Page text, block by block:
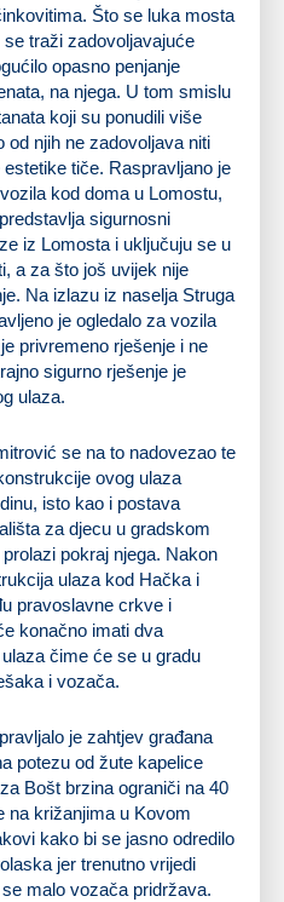
Što se luka mosta
traži zadovoljavajuće
opasno penjanje
na njega. U tom smislu
koji su ponudili više
od njih ne zadovoljava niti
tiče. Raspravljano je
kod doma u Lomostu,
sigurnosni
iz Lomosta i uključuju se u
a za što još uvijek nije
Na izlazu iz naselja Struga
je ogledalo za vozila
privremeno rješenje i ne
sigurno rješenje je
ulaza.
se na to nadovezao te
ovog ulaza
isto kao i postava
za djecu u gradskom
pokraj njega. Nakon
ulaza kod Hačka i
pravoslavne crkve i
konačno imati dva
čime će se u gradu
i vozača.
je zahtjev građana
potezu od žute kapelice
Bošt brzina ograniči na 40
na križanjima u Kovom
kako bi se jasno odredilo
jer trenutno vrijedi
malo vozača pridržava.